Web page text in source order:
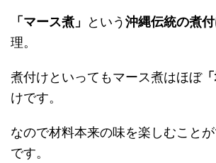
「マース煮」 という沖縄伝統の煮付
理。
煮付けといってもマース煮はほぼ「
けです。
なので材料本来の味を楽しむこと
です。